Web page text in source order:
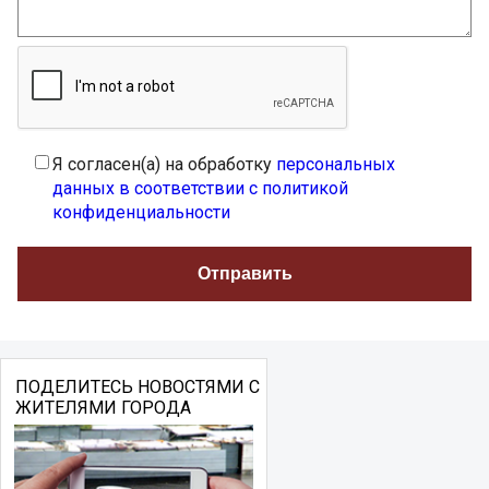
Я согласен(а) на обработку персональных
данных в соответствии с политикой
конфиденциальности
ПОДЕЛИТЕСЬ НОВОСТЯМИ С
ЖИТЕЛЯМИ ГОРОДА